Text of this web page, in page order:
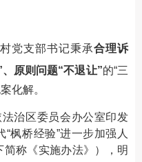
党支部书记秉承合理诉
原则问题“不退让”的“三
化解。
治区委员会办公室印发
“枫桥经验”进一步加强人
称《实施办法》），明